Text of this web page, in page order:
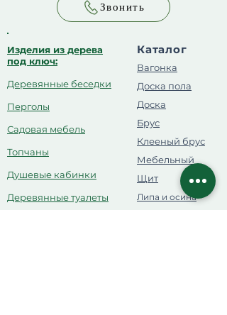
Звонить
Каталог
Вагонка
Доска пола
Доска
Брус
Клееный брус
Мебельный
Щит
Липа и осина
Изделия из дерева
под ключ:
Деревянные беседки
Перголы
Садовая мебель
Топчаны
Душевые кабинки
Деревянные туалеты